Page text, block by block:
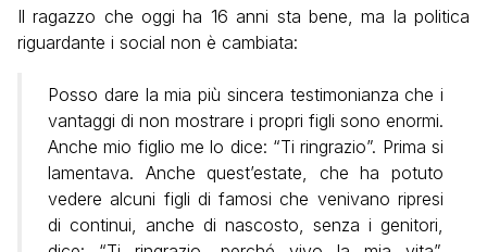
Il ragazzo che oggi ha 16 anni sta bene, ma la politica
riguardante i social non è cambiata:
Posso dare la mia più sincera testimonianza che i
vantaggi di non mostrare i propri figli sono enormi.
Anche mio figlio me lo dice: “Ti ringrazio”. Prima si
lamentava. Anche quest’estate, che ha potuto
vedere alcuni figli di famosi che venivano ripresi
di continui, anche di nascosto, senza i genitori,